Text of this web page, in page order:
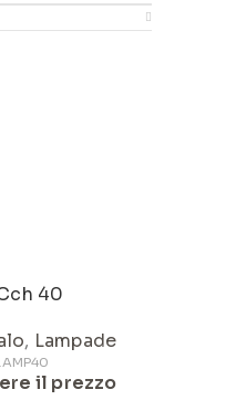
40
, Lampade
il prezzo